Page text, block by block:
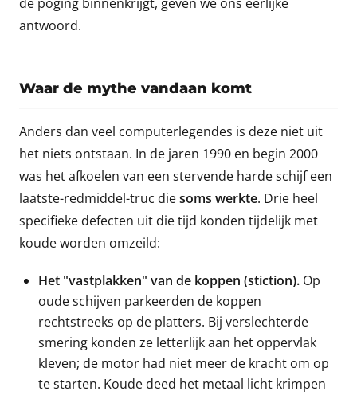
antwoord.
Waar de mythe vandaan komt
Anders dan veel computerlegendes is deze niet uit
het niets ontstaan. In de jaren 1990 en begin 2000
was het afkoelen van een stervende harde schijf een
laatste-redmiddel-truc diesoms werkte. Drie heel
specifieke defecten uit die tijd konden tijdelijk met
koude worden omzeild:
Het "vastplakken" van de koppen (stiction). Op
oude schijven parkeerden de koppen
rechtstreeks op de platters. Bij verslechterde
smering konden ze letterlijk aan het oppervlak
kleven; de motor had niet meer de kracht om op
te starten. Koude deed het metaal licht krimpen